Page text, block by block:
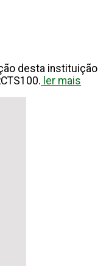
desta instituição
ler mais